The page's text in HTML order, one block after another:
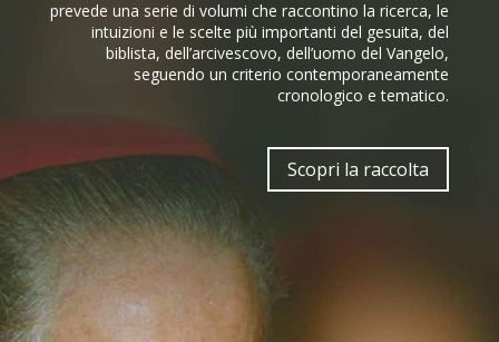
prevede una serie di volumi che raccontino la ricerca, le
intuizioni e le scelte più importanti del gesuita, del
biblista, dell’arcivescovo, dell’uomo del Vangelo,
seguendo un criterio contemporaneamente
cronologico e tematico.
Scopri la raccolta